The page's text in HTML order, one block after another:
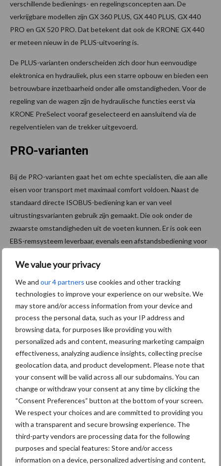
We value your privacy
We and our 4 partners use cookies and other tracking
technologies to improve your experience on our website. We
may store and/or access information from your device and
process the personal data, such as your IP address and
browsing data, for purposes like providing you with
personalized ads and content, measuring marketing campaign
effectiveness, analyzing audience insights, collecting precise
geolocation data, and product development. Please note that
your consent will be valid across all our subdomains. You can
change or withdraw your consent at any time by clicking the
“Consent Preferences” button at the bottom of your screen.
We respect your choices and are committed to providing you
with a transparent and secure browsing experience. The
third-party vendors are processing data for the following
purposes and special features: Store and/or access
information on a device, personalized advertising and content,
ver­schillende bedienings- en regelingsconcepten aan. De
verkrijgbare modellen zijn GX 360 PLUS, GX 440 PLUS, GX 440
PRO en GX 520 PRO. Dat betekent dat ook de KRONE GX 440
er meteen nieuw in de PLUS-uitvoering is.
De PLUS-varianten onderscheiden zich door hun eenvoudige
elektronica en hydrauliek, plus een starre opbouw en bieden een
betrouwbare inzetbaarheid onder alle omstandigheden. Voor de
regeling van de wagen zijn de hydraulische functies eerst via
KRONE PreSelect vooraf geselecteerd en aansluitend via de
regelventielen van de trekker uitgevoerd.
PRO-varianten
Bij de PRO-varianten gaat het om echte specialisten, die aan alle
eisen voor transport met maximaal comfort voldoen. Naast de
standaard directe ISOBUS-bediening kan er van veel
uitrustings­varianten gebruik zijn gemaakt. Die ook onder de
zwaarste omstandigheden uit de voeten kunnen. Er is ook een
EBS-remsysteem leverbaar, evenals een afstandsbediening voor
boord­wanden om de valhoogte te verminderen, een
weeginrichting en elektronische gedwongen besturing.
Bovendien zijn alle PRO-modellen standaard met de functie
“ExactUnload” uitgerust. Die de lossnelheid aan de lengte van de
silo en de rijsnelheid van de trekker aanpast.
Krone PreSelect voorkeuzebediening
De bediening van de GX PLUS-modellen vindt plaats door middel
van functievoorkeuze via KRONE PreSelect en de uitvoering via
de regelventielen van de trekker. Daardoor is de mogelijkheid
gecreëerd om ook trekkers zonder ISOBUS voor de GX te
KRONE PreSelect DS 50 en KRONE PreSelect Digital.
Met behulp van de elektrische voorkeuzebediening KRONE